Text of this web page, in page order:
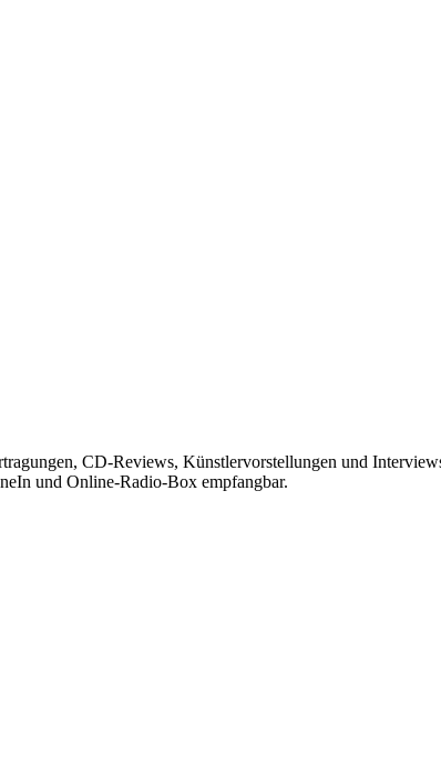
CD-Reviews, Künstlervorstellungen und
und Online-Radio-Box empfangbar.